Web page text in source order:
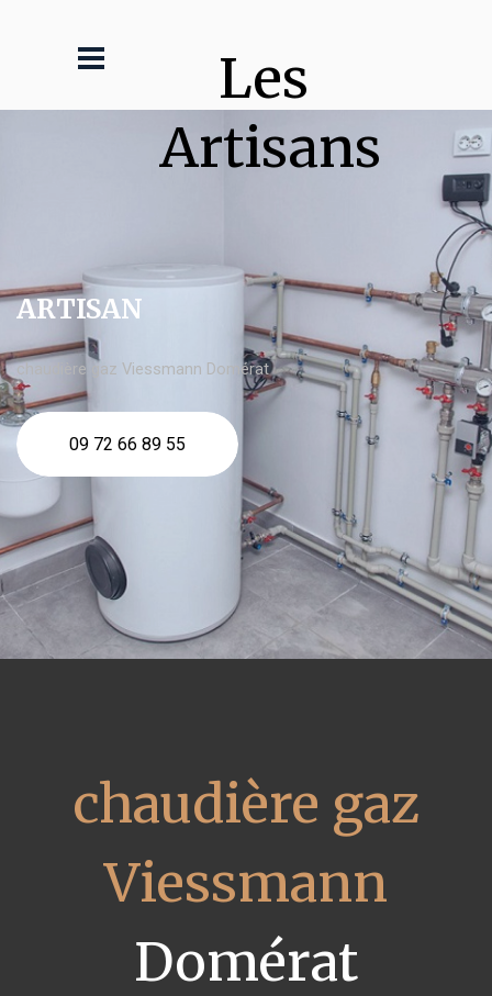
Les
Artisans
ARTISAN
chaudière gaz Viessmann Domérat
09 72 66 89 55
chaudière gaz
Viessmann
Domérat